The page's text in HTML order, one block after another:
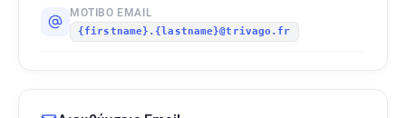
ΜΟΤΊΒΟ EMAIL
{firstname}.{lastname}@trivago.fr